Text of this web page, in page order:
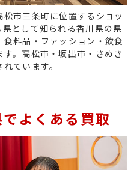
市三条町に位置するショッ
として知られる香川県の県
料品・ファッション・飲食
。高松市・坂出市・さぬき
ています。
よくある買取